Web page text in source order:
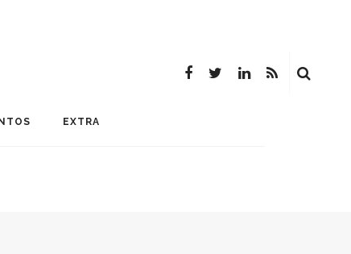
EXTRA